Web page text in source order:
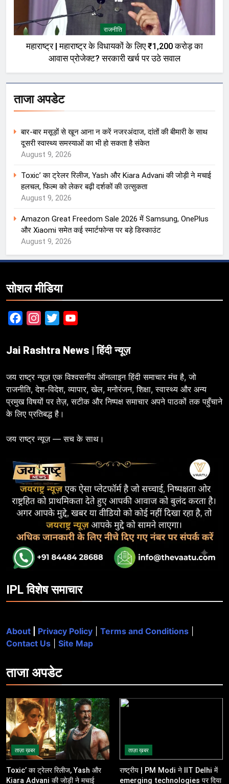
राजनीति
महाराष्ट्र | महाराष्ट्र के विधायकों के लिए ₹1,200 करोड़ का
आवास प्रोजेक्ट? सरकारी खर्च पर उठे सवाल
ताजा अपडेट
बार-बार मसूड़ों से खून आना न करें नजरअंदाज, दांतों की बीमारी के साथ
दूसरी स्वास्थ्य समस्याओं का भी हो सकता है संकेत
August 9, 2026
Toxic’ का ट्रेलर रिलीज, Yash और Kiara Advani की जोड़ी ने मचाई
हलचल, फिल्म को लेकर बढ़ी दर्शकों की उत्सुकता
August 9, 2026
Amazon Great Freedom Sale 2026 में Samsung, OnePlus
और Xiaomi समेत कई स्मार्टफोन्स पर बड़े डिस्काउंट
August 9, 2026
सोशल मीडिया
FacebookInstagram
Twitter
Jai Rashtra News | हिंदी न्यूज़
जय राष्ट्र न्यूज़ एक विश्वसनीय ऑनलाइन हिंदी समाचार मंच है, जो
राजनीति, देश-विदेश, व्यापार, खेल, मनोरंजन, शिक्षा, स्वास्थ्य और अन्य
प्रमुख विषयों पर तेज़, सटीक और निष्पक्ष समाचार अपने पाठकों तक पहुँचाने
के लिए प्रतिबद्ध है।
जय राष्ट्र न्यूज़ — सच के साथ।
IPL विशेष समाचार
About Privacy Policy Terms and Conditions
Contact Us
Site Map
ताजाअपडेट
ताज़ा ख़बर
Toxic’ का ट्रेलर रिलीज, Yash और
Kiara Advani की जोड़ी ने मचाई
ताज़ा ख़बर
राष्ट्रीय | PM Modi ने IIT Delhi में
emerging technologies पर दिया